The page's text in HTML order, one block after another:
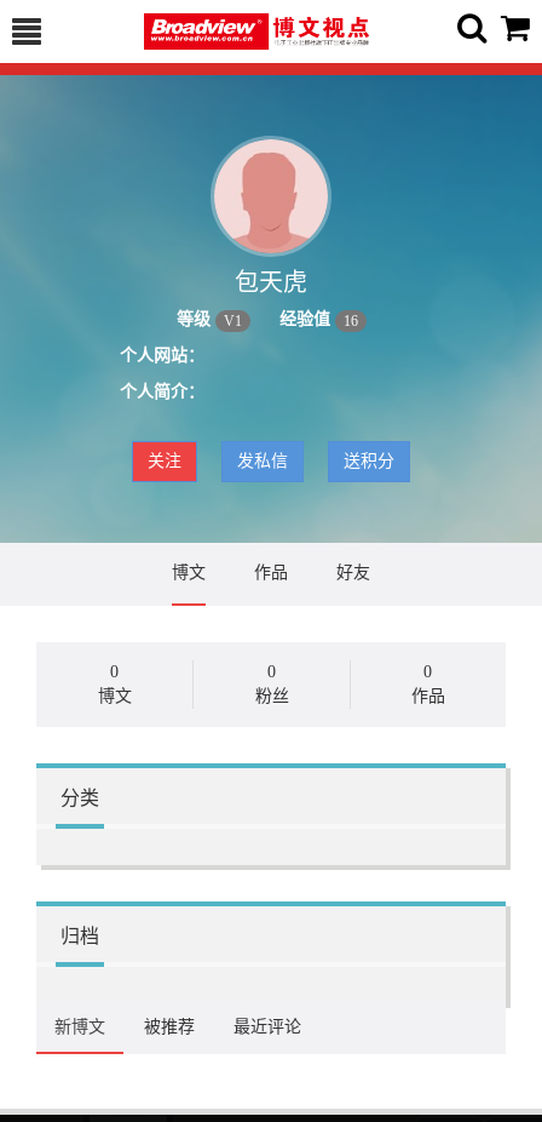
包天虎
等级 V1 经验值 16
个人网站：
个人简介：
关注 发私信 送积分
博文 作品 好友
0
博文
0
粉丝
0
作品
分类
归档
新博文 被推荐 最近评论